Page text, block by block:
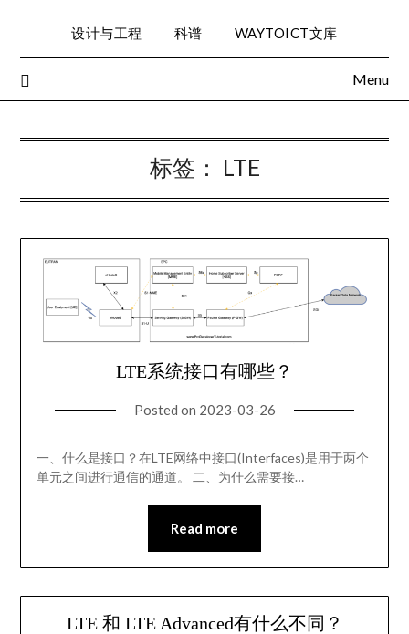
设计与工程 科谱 WAYTOICT文库
Menu
标签： LTE
LTE系统接口有哪些？
Posted on 2023-03-26
一、什么是接口？在LTE网络中接口(Interfaces)是用于两个
单元之间进行通信的通道。 二、为什么需要接…
Read more
LTE 和 LTE Advanced有什么不同？